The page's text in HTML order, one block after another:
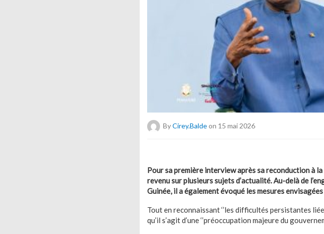
ByCirey.baldeon 15 mai 2026
Pour sa première interview après sa reconduction à
revenu sur plusieurs sujets d’actualité. Au-delà de
Guinée, il a également évoqué les mesures
Tout en reconnaissant ‘’les difficultés persistantes
qu’il s’agit d’une ‘’préoccupation majeure du